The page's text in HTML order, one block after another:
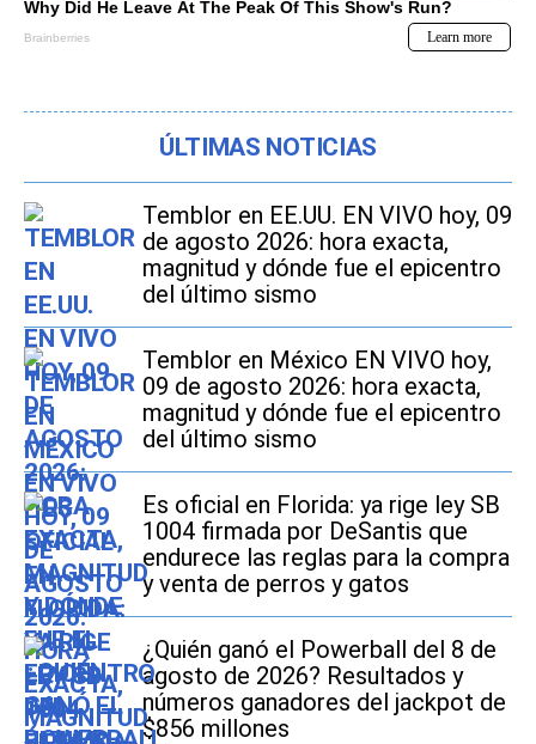
ÚLTIMAS NOTICIAS
Temblor en EE.UU. EN VIVO hoy, 09
de agosto 2026: hora exacta,
magnitud y dónde fue el epicentro
del último sismo
Temblor en México EN VIVO hoy,
09 de agosto 2026: hora exacta,
magnitud y dónde fue el epicentro
del último sismo
Es oficial en Florida: ya rige ley SB
1004 firmada por DeSantis que
endurece las reglas para la compra
y venta de perros y gatos
¿Quién ganó el Powerball del 8 de
agosto de 2026? Resultados y
números ganadores del jackpot de
$856 millones